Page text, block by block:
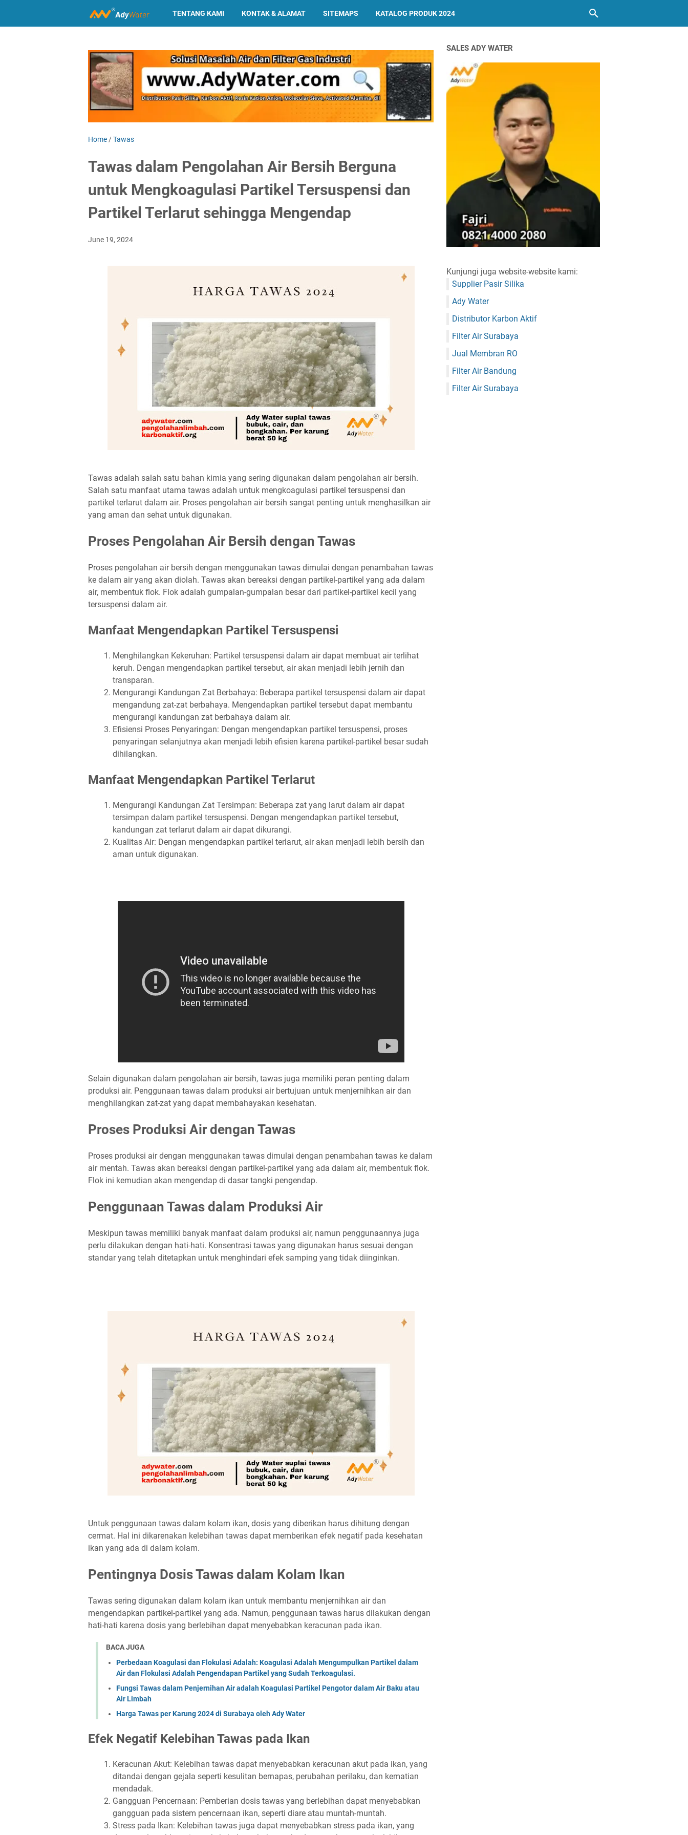
TENTANG KAMI KONTAK & ALAMAT SITEMAPS KATALOG PRODUK 2024
Home /Tawas
Tawas dalam Pengolahan Air Bersih Berguna
untuk Mengkoagulasi Partikel Tersuspensi dan
Partikel Terlarut sehingga Mengendap
June 19, 2024
Tawas adalah salah satu bahan kimia yang sering digunakan dalam pengolahan air bersih.
Salah satu manfaat utama tawas adalah untuk mengkoagulasi partikel tersuspensi dan
partikel terlarut dalam air. Proses pengolahan air bersih sangat penting untuk menghasilkan air
yang aman dan sehat untuk digunakan.
Proses Pengolahan Air Bersih dengan Tawas
Proses pengolahan air bersih dengan menggunakan tawas dimulai dengan penambahan tawas
ke dalam air yang akan diolah. Tawas akan bereaksi dengan partikel-partikel yang ada dalam
air, membentuk flok. Flok adalah gumpalan-gumpalan besar dari partikel-partikel kecil yang
tersuspensi dalam air.
Manfaat Mengendapkan Partikel Tersuspensi
Menghilangkan Kekeruhan: Partikel tersuspensi dalam air dapat membuat air terlihat
keruh. Dengan mengendapkan partikel tersebut, air akan menjadi lebih jernih dan
transparan.
Mengurangi Kandungan Zat Berbahaya: Beberapa partikel tersuspensi dalam air dapat
mengandung zat-zat berbahaya. Mengendapkan partikel tersebut dapat membantu
mengurangi kandungan zat berbahaya dalam air.
Efisiensi Proses Penyaringan: Dengan mengendapkan partikel tersuspensi, proses
penyaringan selanjutnya akan menjadi lebih efisien karena partikel-partikel besar sudah
dihilangkan.
Manfaat Mengendapkan Partikel Terlarut
Mengurangi Kandungan Zat Tersimpan: Beberapa zat yang larut dalam air dapat
tersimpan dalam partikel tersuspensi. Dengan mengendapkan partikel tersebut,
kandungan zat terlarut dalam air dapat dikurangi.
Kualitas Air: Dengan mengendapkan partikel terlarut, air akan menjadi lebih bersih dan
aman untuk digunakan.
Selain digunakan dalam pengolahan air bersih, tawas juga memiliki peran penting dalam
produksi air. Penggunaan tawas dalam produksi air bertujuan untuk menjernihkan air dan
menghilangkan zat-zat yang dapat membahayakan kesehatan.
Proses Produksi Air dengan Tawas
Proses produksi air dengan menggunakan tawas dimulai dengan penambahan tawas ke dalam
air mentah. Tawas akan bereaksi dengan partikel-partikel yang ada dalam air, membentuk flok.
Flok ini kemudian akan mengendap di dasar tangki pengendap.
Penggunaan Tawas dalam Produksi Air
Meskipun tawas memiliki banyak manfaat dalam produksi air, namun penggunaannya juga
perlu dilakukan dengan hati-hati. Konsentrasi tawas yang digunakan harus sesuai dengan
standar yang telah ditetapkan untuk menghindari efek samping yang tidak diinginkan.
Untuk penggunaan tawas dalam kolam ikan, dosis yang diberikan harus dihitung dengan
cermat. Hal ini dikarenakan kelebihan tawas dapat memberikan efek negatif pada kesehatan
ikan yang ada di dalam kolam.
Pentingnya Dosis Tawas dalam Kolam Ikan
Tawas sering digunakan dalam kolam ikan untuk membantu menjernihkan air dan
mengendapkan partikel-partikel yang ada. Namun, penggunaan tawas harus dilakukan dengan
hati-hati karena dosis yang berlebihan dapat menyebabkan keracunan pada ikan.
BACA JUGA
Perbedaan Koagulasi dan Flokulasi Adalah: Koagulasi Adalah Mengumpulkan Partikel dalam
Air dan Flokulasi Adalah Pengendapan Partikel yang Sudah Terkoagulasi.
Fungsi Tawas dalam Penjernihan Air adalah Koagulasi Partikel Pengotor dalam Air Baku atau
Air Limbah
Harga Tawas per Karung 2024 di Surabaya oleh Ady Water
Efek Negatif Kelebihan Tawas pada Ikan
Keracunan Akut: Kelebihan tawas dapat menyebabkan keracunan akut pada ikan, yang
ditandai dengan gejala seperti kesulitan bernapas, perubahan perilaku, dan kematian
mendadak.
Gangguan Pencernaan: Pemberian dosis tawas yang berlebihan dapat menyebabkan
gangguan pada sistem pencernaan ikan, seperti diare atau muntah-muntah.
Stress pada Ikan: Kelebihan tawas juga dapat menyebabkan stress pada ikan, yang
SALES ADY WATER
Kunjungi juga website-website kami:
Supplier Pasir Silika
Ady Water
Distributor Karbon Aktif
Filter Air Surabaya
Jual Membran RO
Filter Air Bandung
Filter Air Surabaya